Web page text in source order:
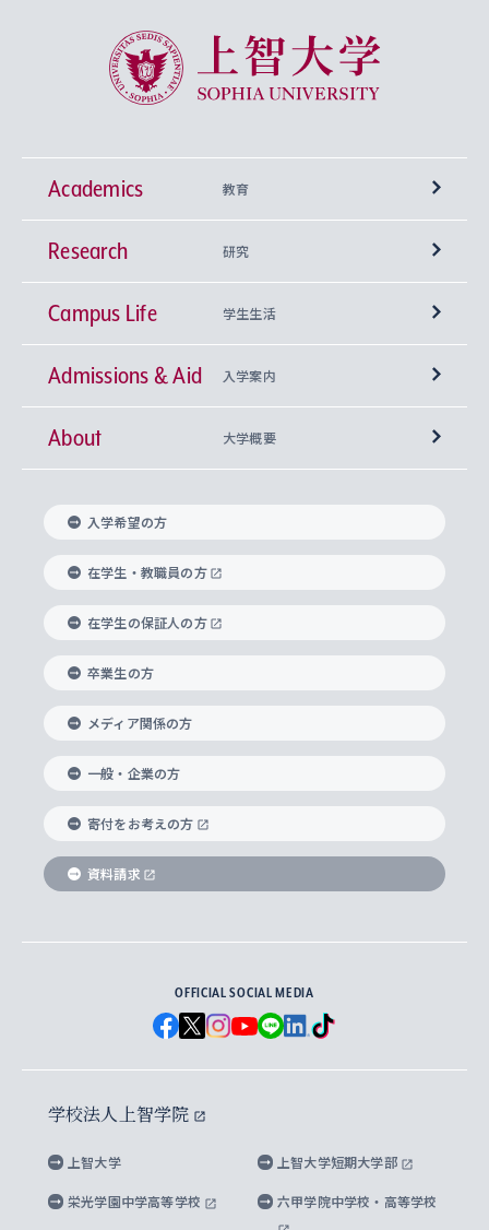
上智大学 Sophia University
Academics 教育
学部
神学部
文学部
総合人間科学部
経済学部
外国語学部
総合グローバル学部
国際教養学部
理工学部
Futures） – 持続可能な未来を考える６学科連携
興味から学科を探す
上智大学の全学共通教育
基盤教育センター
キリスト教人間学
身体知
思考と表現
データサイエンス
上智大学の語学教育
言語教育研究センター
上智大学のグローバル教育
グローバル教育センター
上智大学で学ぶ
海外で学ぶ
学びのサポート
大学院
神学研究科
実践宗教学研究科
総合人間科学研究科
経済学研究科
グローバル・スタディーズ研究科
助産学専攻科
生涯学習
Research 研究
研究所 等
キリスト教文化研究所
中世思想研究所
国際言語情報研究所
グローバル・コンサーン研究所
比較文化研究所
ヨーロッパ研究所
アジア文化研究所
アメリカ・カナダ研究所
メディア・ジャーナリズム研究所
水稀少社会研究センター
先進機械・構造材料イノベーションセンター
Sophia Open Research Weeks (SORW)
産官学連携
知的財産
研究支援制度
重点領域研究・自由課題研究
研究活動に関する法令・研究費の使用について
Campus Life 学生生活
学期区分と授業時間割
課外活動
課外教育プログラム
ボランティア活動
グローバルな学びのコミュニティ
学生の相談窓口
心身の健康相談
ハラスメント防止の取り組み
障がいのある学生への支援
キャリア形成サポート
キャリア形成支援プログラム
就職（内定先）・進路統計
企業の採用ご担当者様へのご案内
住まいのサポート
Admissions & Aid 入学案内
上智大学で取得できる学位
入れの方針）
科目等履修生
研究生・外国人特別研究生・国費留学生
交換留学生(海外大学から上智大学で学ぶ)
ノンディグリー生
Sophia Short-term Program受講生
学費・奨学金
学部入学前に出願する奨学金
国による高等教育の修学支援新制度
大学院生対象の奨学金
海外留学する際の費用と奨学金
About 大学概要
理事長・学長メッセージ
学長・副学長紹介
上智大学の精神
上智大学の理念
上智大学の沿革
ソフィア・アーカイブズ
上智大学とカトリック
グローバルエンゲージメント
上智大学を訪れた世界の知性
国連Weeks・アフリカWeeks
ダイバーシティ＆サステナビリティへの取り組み
上智大学公式ソーシャルメディア
学校法人上智学院について
数字で見る上智大学
上智大学のネットワーク
父母・保証人とのネットワーク
学外とのネットワーク
上智大学の出版物
上智大学大学案内・大学院案内
英文広報誌 SOPHIA magazine
上智大学のビジュアル・アイデンティティ
上智大学ビジュアル・アイデンティティ
上智大学校歌 ・上智大学学生歌
上智大学への取材・キャンパスでの撮影について
上智大学の公開情報
上智大学の教育研究活動等の情報公表
キャンパス案内
入学希望の方
在学生・教職員の方
在学生の保証人の方
卒業生の方
メディア関係の方
一般・企業の方
寄付をお考えの方
資料請求
OFFICIAL SOCIAL MEDIA
学校法人上智学院
上智大学 上智大学短期大学部
栄光学園中学高等学校 六甲学院中学校・高等学校